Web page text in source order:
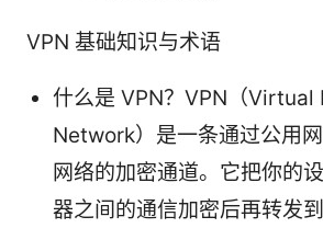
VPN 基础知识与术语
什么是 VPN？VPN（Virtual
Network）是一条通过公用
网络的加密通道。它把你的
器之间的通信加密后再转发